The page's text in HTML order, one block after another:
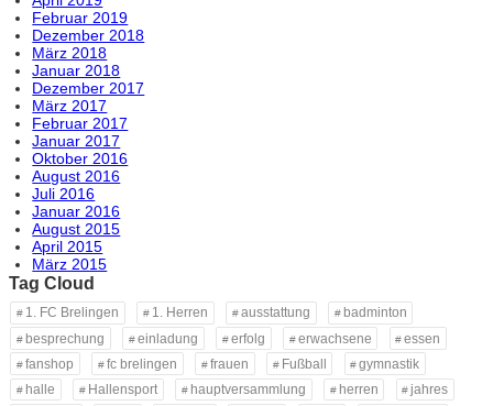
Februar 2019
Dezember 2018
März 2018
Januar 2018
Dezember 2017
März 2017
Februar 2017
Januar 2017
Oktober 2016
August 2016
Juli 2016
Januar 2016
August 2015
April 2015
März 2015
Tag Cloud
1. FC Brelingen 1. Herren ausstattung
badminton
besprechung
einladung erfolg erwachsene
essen
fanshop
fc brelingen frauen Fußball
gymnastik
halle
Hallensport hauptversammlung herren
jahres